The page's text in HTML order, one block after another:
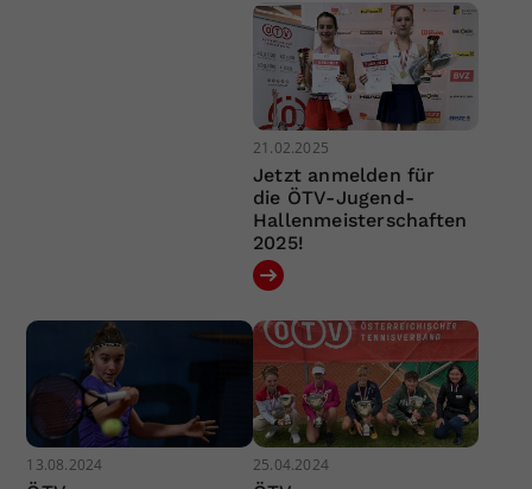
21.02.2025
Jetzt anmelden für
die ÖTV-Jugend-
Hallenmeisterschaften
2025!
13.08.2024 25.04.2024